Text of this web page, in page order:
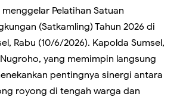
menggelar Pelatihan Satuan
(Satkamling) Tahun 2026 di
Rabu (10/6/2026). Kapolda Sumsel,
yang memimpin langsung
pentingnya sinergi antara
royong di tengah warga dan